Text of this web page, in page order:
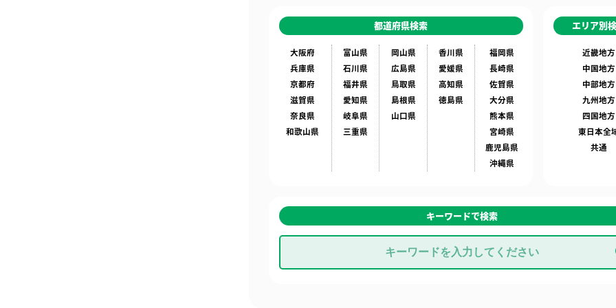
都道府県検索
大阪府
兵庫県
京都府
滋賀県
奈良県
和歌山県
富山県
石川県
福井県
愛知県
岐阜県
三重県
岡山県
広島県
鳥取県
島根県
山口県
香川県
愛媛県
高知県
徳島県
福岡県
長崎県
佐賀県
大分県
熊本県
宮崎県
鹿児島県
沖縄県
エリア別
近畿地方
中国地方
中部地方
九州地方
四国地方
東日本全
共通
キーワードで検索